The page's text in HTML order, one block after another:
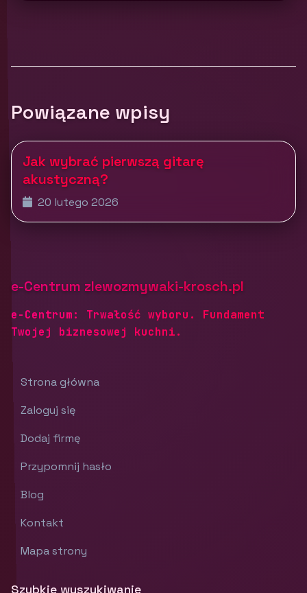
Powiązane wpisy
Jak wybrać pierwszą gitarę
akustyczną?
20 lutego 2026
e-Centrum zlewozmywaki-krosch.pl
e-Centrum: Trwałość wyboru. Fundament
Twojej biznesowej kuchni.
Strona główna
Zaloguj się
Dodaj firmę
Przypomnij hasło
Blog
Kontakt
Mapa strony
Szybkie wyszukiwanie